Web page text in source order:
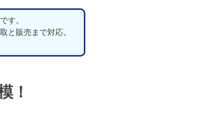
す。
と販売まで対応。
！